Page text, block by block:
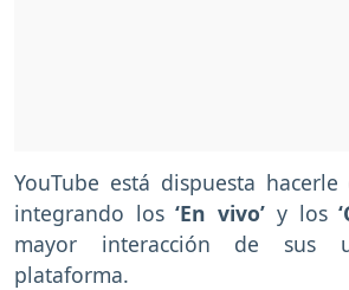
YouTube está dispuesta
integrando los‘En vivo’ y los
mayor interacción de sus
plataforma.